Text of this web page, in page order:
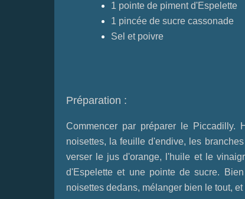
1 pointe de piment d'Espelette
1 pincée de sucre cassonade
Sel et poivre
Préparation :
Commencer par préparer le Piccadilly.
noisettes, la feuille d'endive, les
verser le jus d'orange, l'huile et le
d'Espelette et une pointe de sucre.
noisettes dedans, mélanger bien le tout,